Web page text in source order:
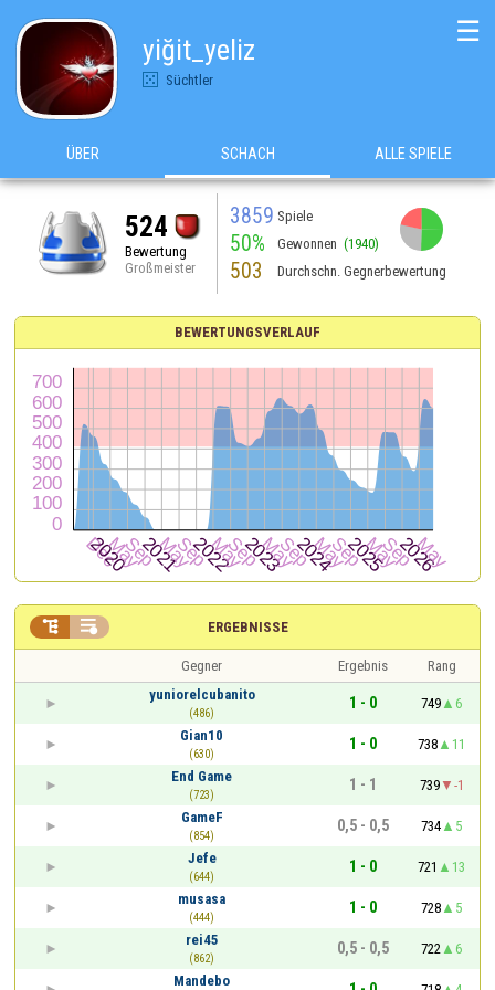
yiğit_yeliz
Süchtler
☰
ÜBER SCHACH ALLE SPIELE
524
Bewertung
Großmeister
3859 Spiele
50% Gewonnen (1940)
503 Durchschn. Gegnerbewertung
BEWERTUNGSVERLAUF
ERGEBNISSE
 
Gegner Ergebnis
Rang
yuniorelcubanito
(486)
1 - 0 749
6
Gian10
(630)
1 - 0 738
11
End Game
(723)
1 - 1 739
-1
GameF
(854)
0,5 - 0,5 734
5
Jefe
(644)
1 - 0 721
13
musasa
(444)
1 - 0 728
5
rei45
(862)
0,5 - 0,5 722
6
Mandebo